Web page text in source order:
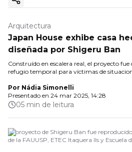
Copiar enlace
Arquitectura
Japan House exhibe casa
diseñada por Shigeru Ban
Construído en escalera real, el proyecto
refugio temporal para víctimas de
Por Nádia Simonelli
Presentado en 24 mar 2025, 14:28
05 min de leitura
El proyecto de Shigeru Ban fue
de la FAUUSP, ETEC Itaquera IIs y Escuela